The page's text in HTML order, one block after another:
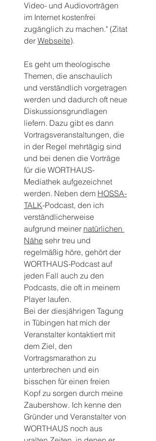
Video- und Audiovorträgen
im Internet kostenfrei
zugänglich zu machen." (Zitat
der Webseite).
Es geht um theologische
Themen, die anschaulich
und verständlich vorgetragen
werden und dadurch oft neue
Diskussionsgrundlagen
liefern. Dazu gibt es dann
Vortragsveranstaltungen, die
in der Regel mehrtägig sind
und bei denen die Vorträge
für die WORTHAUS-
Mediathek aufgezeichnet
werden. Neben dem HOSSA-
TALK-Podcast, den ich
verständlicherweise
aufgrund meiner natürlichen
Nähe sehr treu und
regelmäßig höre, gehört der
WORTHAUS-Podcast auf
jeden Fall auch zu den
Podcasts, die oft in meinem
Player laufen.
Bei der diesjährigen Tagung
in Tübingen hat mich der
Veranstalter kontaktiert mit
dem Ziel, den
Vortragsmarathon zu
unterbrechen und ein
bisschen für einen freien
Kopf zu sorgen durch meine
Zaubershow. Ich kenne den
Gründer und Veranstalter von
WORTHAUS noch aus